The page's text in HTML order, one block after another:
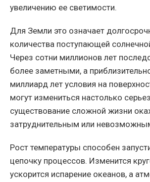
увеличению ее светимости.
Для Земли это означает
количества поступающей
Через сотни миллионов лет
более заметными, а
миллиард лет условия на
могут измениться настолько
существование сложной жизни
затруднительным или
Рост температуры способен
цепочку процессов. Изменится
ускорится испарение океанов, а